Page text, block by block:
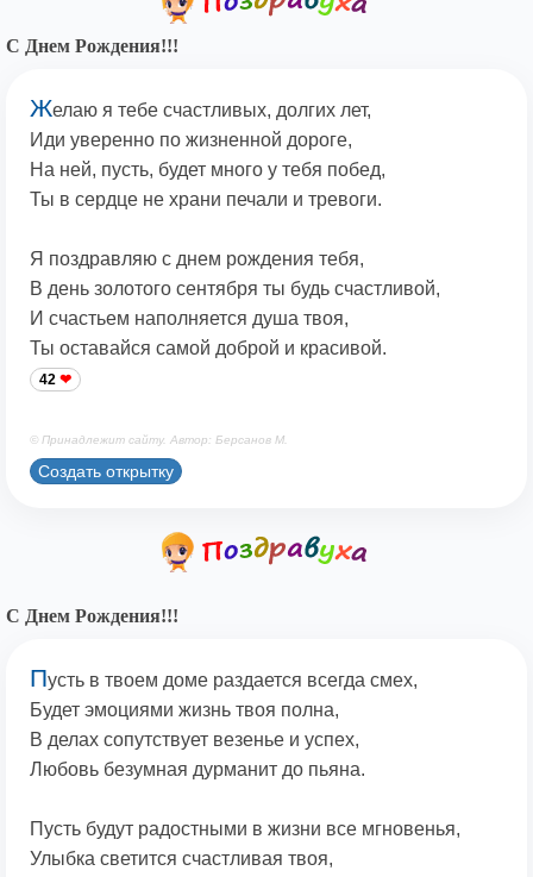
С Днем Рождения!!!
Желаю я тебе счастливых, долгих лет,
Иди уверенно по жизненной дороге,
На ней, пусть, будет много у тебя побед,
Ты в сердце не храни печали и тревоги.
Я поздравляю с днем рождения тебя,
В день золотого сентября ты будь счастливой,
И счастьем наполняется душа твоя,
Ты оставайся самой доброй и красивой.
42
© Принадлежит сайту. Автор: Берсанов М.
Создать открытку
С Днем Рождения!!!
Пусть в твоем доме раздается всегда смех,
Будет эмоциями жизнь твоя полна,
В делах сопутствует везенье и успех,
Любовь безумная дурманит до пьяна.
Пусть будут радостными в жизни все мгновенья,
Улыбка светится счастливая твоя,